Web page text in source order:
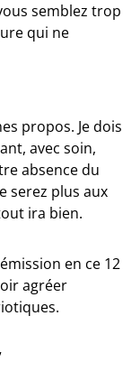
semblez trop
qui ne
propos. Je dois
avec soin,
absence du
serez plus aux
ira bien.
en ce 12
agréer